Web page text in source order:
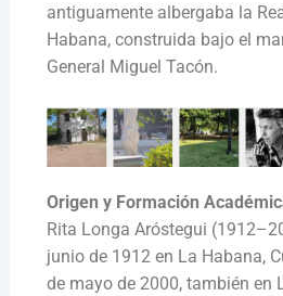
antiguamente albergaba la
Habana, construida bajo el
General Miguel Tacón.
Origen y Formación
Rita Longa Aróstegui
junio de 1912 en La Habana,
de mayo de 2000, también en